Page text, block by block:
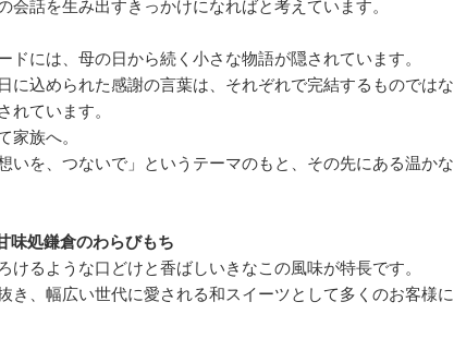
会話を生み出すきっかけになればと考えています。
ドには、母の日から続く小さな物語が隠されています。
に込められた感謝の言葉は、それぞれで完結するものではな
れています。
家族へ。
いを、つないで」というテーマのもと、その先にある温かな
味処鎌倉のわらびもち
けるような口どけと香ばしいきなこの風味が特長です。
き、幅広い世代に愛される和スイーツとして多くのお客様に